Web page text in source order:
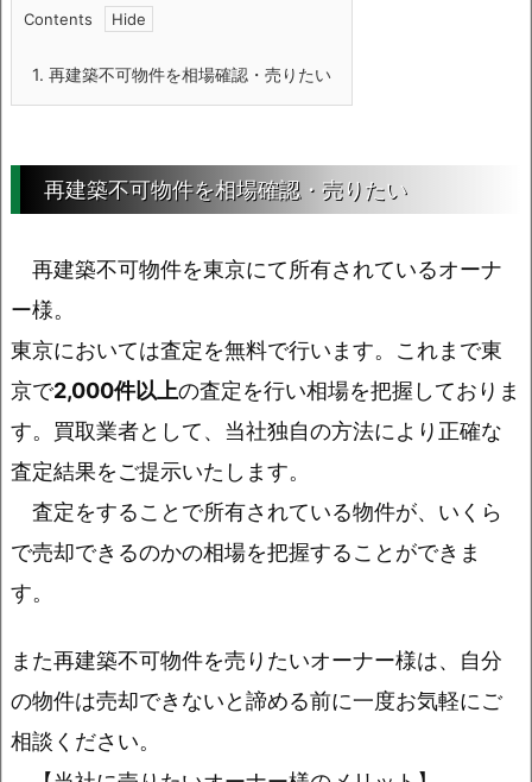
Contents
1. 再建築不可物件を相場確認・売りたい
再建築不可物件を相場確認・売りたい
再建築不可物件を東京にて所有されているオーナ
ー様。
東京においては査定を無料で行います。これまで東
京で2,000件以上の査定を行い相場を把握しておりま
す。買取業者として、当社独自の方法により正確な
査定結果をご提示いたします。
査定をすることで所有されている物件が、いくら
で売却できるのかの相場を把握することができま
す。
また再建築不可物件を売りたいオーナー様は、自分
の物件は売却できないと諦める前に一度お気軽にご
相談ください。